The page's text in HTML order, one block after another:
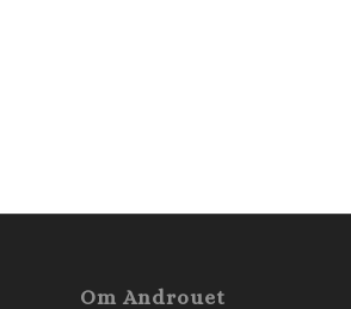
Om Androuet